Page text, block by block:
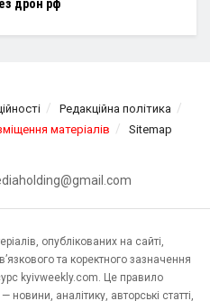
дрон рф
Редакційна політика
матеріалів Sitemap
опублікованих на сайті,
та коректного зазначення
kyivweekly.com. Це правило
аналітику, авторські статті,